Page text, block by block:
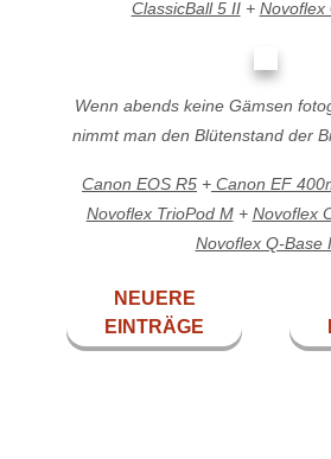
ClassicBall 5 II+ Novoflex
Wenn abends keine Gämsen
nimmt man den Blütenstand der
Canon EOS R5 + Canon EF
Novoflex TrioPod M+ Novoflex
Novoflex Q-Base
NEUERE
EINTRÄGE